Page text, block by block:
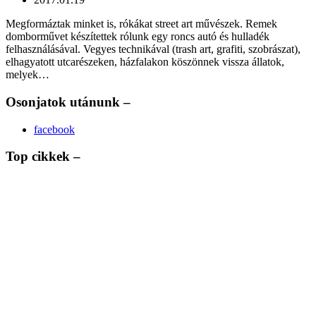
Megformáztak minket is, rókákat street art művészek. Remek
domborművet készítettek rólunk egy roncs autó és hulladék
felhasználásával. Vegyes technikával (trash art, grafiti, szobrászat),
elhagyatott utcarészeken, házfalakon köszönnek vissza állatok,
melyek…
Osonjatok utánunk –
facebook
Top cikkek –